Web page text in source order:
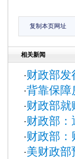
复制本页网址
相关新闻
·财政部发
·背靠保障
·财政部
·财政部
·财政部
·美财政部